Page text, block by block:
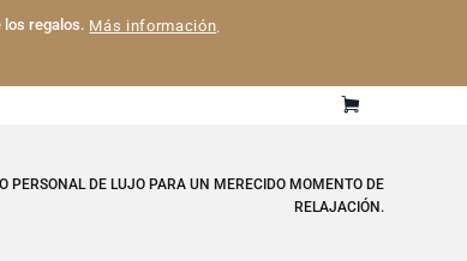
los regalos. Más información.
PERSONAL DE LUJO PARA UN MERECIDO MOMENTO DE
RELAJACIÓN.